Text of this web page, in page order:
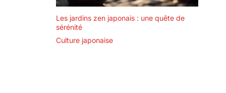
Les jardins zen japonais : une quête de
sérénité
Culture japonaise